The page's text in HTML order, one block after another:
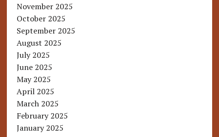
November 2025
October 2025
September 2025
August 2025
July 2025
June 2025
May 2025
April 2025
March 2025
February 2025
January 2025